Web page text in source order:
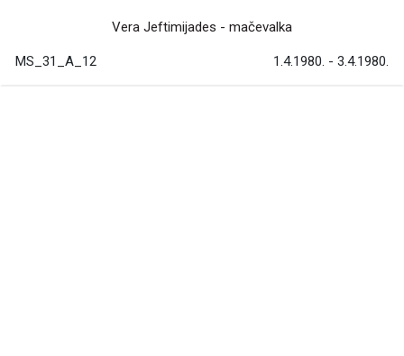
Vera Jeftimijades - mačevalka
MS_31_A_12 1.4.1980. - 3.4.1980.